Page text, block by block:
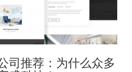
司推荐：为什么众多